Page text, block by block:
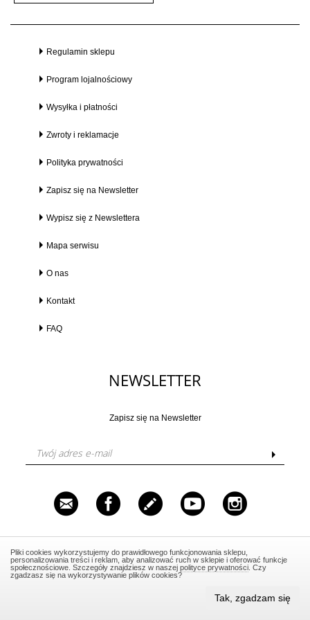
Regulamin sklepu
Program lojalnościowy
Wysyłka i płatności
Zwroty i reklamacje
Polityka prywatności
Zapisz się na Newsletter
Wypisz się z Newslettera
Mapa serwisu
O nas
Kontakt
FAQ
NEWSLETTER
Zapisz się na Newsletter
Warszawa, NIP: 5252327418, Tel.: 606 562 520, Email:
salon@warsztatpiekna.pl
Nie prowadzimy sprzedaży stacjonarnej.
Pliki cookies wykorzystujemy do prawidłowego funkcjonowania sklepu,
personalizowania treści i reklam, aby analizować ruch w sklepie i oferować funkcje
społecznościowe. Szczegóły znajdziesz w naszej polityce prywatności . Czy
zgadzasz się na wykorzystywanie plików cookies?
Tak, zgadzam się